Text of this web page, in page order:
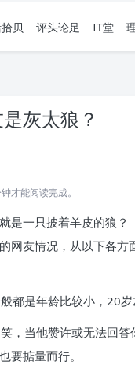
贝 评头论足 IT堂
灰太狼？
才能阅读完成。
是一只披着羊皮的狼？
网友情况，从以下各方
都是年龄比较小，20岁
，当他赞许或无法回
要掂量而行。